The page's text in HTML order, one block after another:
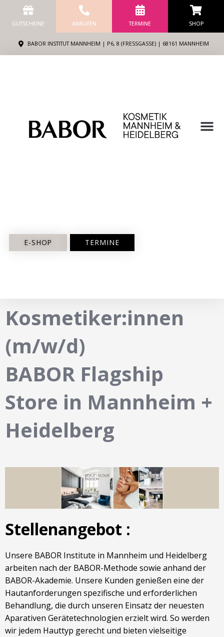
GUTSCHEINE ANRUFEN TERMINE SHOP
BABOR INSTITUT MANNHEIM | P6, 8 (FRESSGASSE) | 68161 MANNHEIM
E-SHOP TERMINE
Kosmetiker:innen
(m/w/d)
BABOR Flagship
Store in Mannheim +
Heidelberg
Stellenangebot :
Unsere BABOR Institute in Mannheim und Heidelberg
arbeiten nach der BABOR-Methode sowie anhand der
BABOR-Akademie. Unsere Kunden genießen eine der
Hautanforderungen spezifische und erforderlichen
Behandlung, die durch unseren Einsatz der neuesten
Aparativen Gerätetechnologien erzielt wird. So werden
wir jedem Hauttyp gerecht und bieten vielseitige